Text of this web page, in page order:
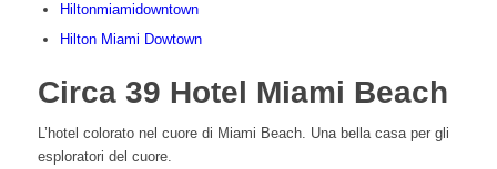
Hiltonmiamidowntown
Hilton Miami Dowtown
Circa 39 Hotel Miami Beach
L’hotel colorato nel cuore di Miami Beach. Una bella casa per gli
esploratori del cuore.